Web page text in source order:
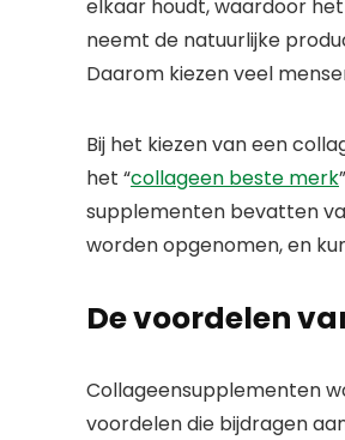
elkaar houdt, waardoor
neemt de natuurlijke
Daarom kiezen veel
Bij het kiezen van een
het “collageen beste merk
supplementen bevatten
worden opgenomen, en
De voordelen
Collageensupplementen
voordelen die bijdragen